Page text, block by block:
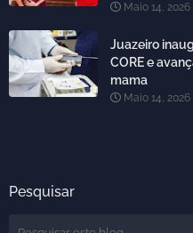
Maio 14, 2026
Juazeiro
CORE e
mama
Maio 14, 2026
Pesquisar